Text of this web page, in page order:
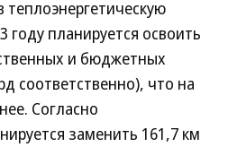
году планируется освоить
и бюджетных
соответственно), что на
Согласно
заменить 161,7 км